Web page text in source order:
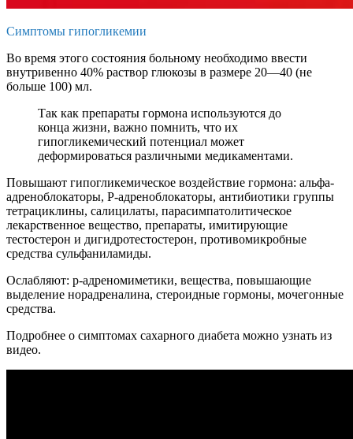
Симптомы гипогликемии
Во время этого состояния больному необходимо ввести
внутривенно 40% раствор глюкозы в размере 20—40 (не
больше 100) мл.
Так как препараты гормона используются до
конца жизни, важно помнить, что их
гипогликемический потенциал может
деформироваться различными медикаментами.
Повышают гипогликемическое воздействие гормона: альфа-
адреноблокаторы, Р-адреноблокаторы, антибиотики группы
тетрациклины, салицилаты, парасимпатолитическое
лекарственное вещество, препараты, имитирующие
тестостерон и дигидротестостерон, противомикробные
средства сульфаниламиды.
Ослабляют: p-адреномиметики, вещества, повышающие
выделение норадреналина, стероидные гормоны, мочегонные
средства.
Подробнее о симптомах сахарного диабета можно узнать из
видео.